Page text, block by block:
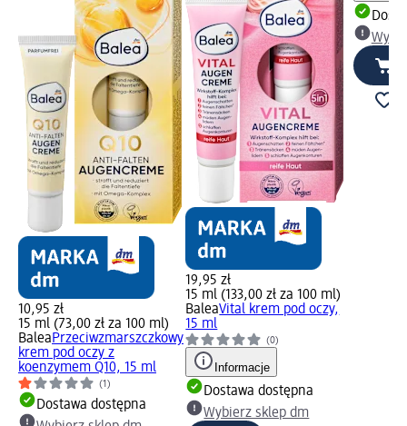
10,95 zł
15 ml (73,00 zł za 100 ml)
BaleaPrzeciwzmarszczkowy
krem pod oczy z
koenzymem Q10, 15 ml
(1)
Dostawa dostępna
19,95 zł
15 ml (133,00 zł za 100 ml)
BaleaVital krem pod oczy,
15 ml
(0)
Informacje
Dostawa dostępna
Wybierz sklep dm